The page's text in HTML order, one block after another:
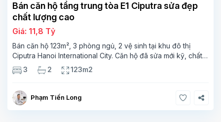
Bán căn hộ tầng trung tòa E1 Ciputra sửa đẹp
chất lượng cao
Giá: 11,8 Tỷ
Bán căn hộ 123m², 3 phòng ngủ, 2 vệ sinh tại khu đô thị
Ciputra Hanoi International City. Căn hộ đã sửa mới kỹ, chất
lượng cao, sàn gỗ, bếp hiện đại, không gian thoáng sáng.
3 2 123m2
Phạm Tiến Long